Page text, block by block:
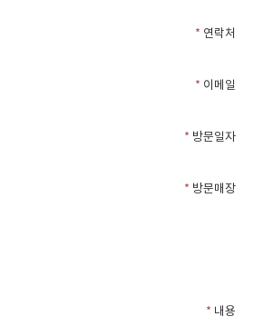
* 연락처
* 이메일
* 방문일자
* 방문매장
* 내용